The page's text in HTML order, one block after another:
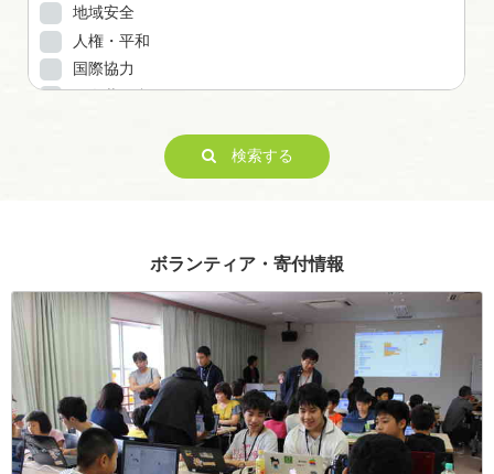
地域安全
人権・平和
国際協力
科学技術の振興
連絡・助言・援助
条例で定める活動
検索する
ボランティア・寄付情報